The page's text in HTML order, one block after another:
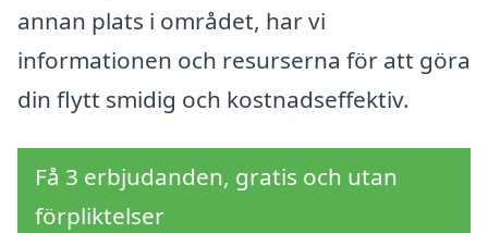
annan plats i området, har vi
informationen och resurserna för att göra
din flytt smidig och kostnadseffektiv.
Få 3 erbjudanden, gratis och utan
förpliktelser